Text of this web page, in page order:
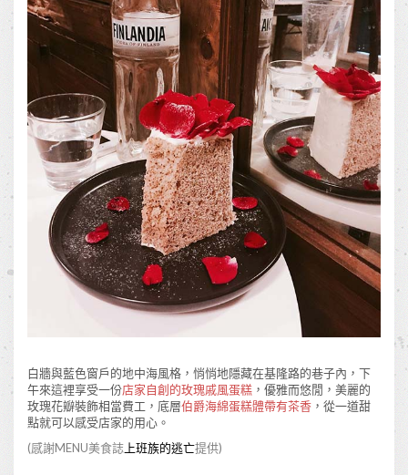
白牆與藍色窗戶的地中海風格，悄悄地隱藏在基隆路的巷子內，下
午來這裡享受一份店家自創的玫瑰戚風蛋糕 ，優雅而悠閒，美麗的
玫瑰花瓣裝飾相當費工，底層伯爵海綿蛋糕體帶有茶香 ，從一道甜
點就可以感受店家的用心。
(感謝MENU美食誌 上班族的逃亡提供)